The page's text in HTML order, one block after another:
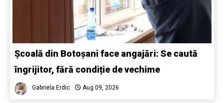
Școală din Botoșani face angajări: Se caută
îngrijitor, fără condiție de vechime
Gabriela Erdic Aug 09, 2026